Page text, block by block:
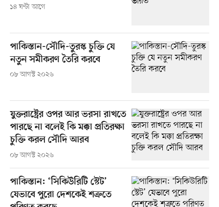
১৪ ঘণ্টা আগে
পাকিস্তান-সৌদি-তুরস্ক চুক্তি যে
নতুন সমীকরণ তৈরি করবে
০৮ আগস্ট ২০২৬
যুক্তরাষ্ট্রের ওপর আর ভরসা রাখতে
পারছে না বলেই কি মক্কা প্রতিরক্ষা
চুক্তি করল সৌদি আরব
০৮ আগস্ট ২০২৬
পাকিস্তান: ‘সিকিউরিটি স্টেট’
যেভাবে পুরো দেশকেই শত্রুতে